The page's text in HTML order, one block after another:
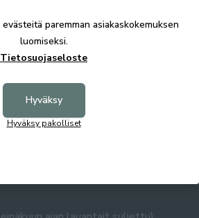
OY
paremman asiakaskokemuksen
luomiseksi.
Tietosuojaseloste
Hyväksy
Hyväksy pakolliset